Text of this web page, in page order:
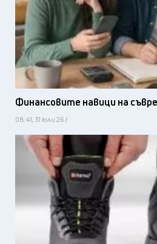
Финансовите навици на
08:41, 31 юли 26 /